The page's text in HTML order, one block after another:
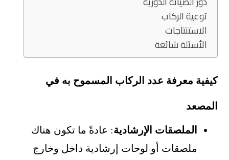
توعية الركاب
الاستنتاجات
الأسئلة شائعة
كيفية معرفة عدد الركاب المسموح به في
المصعد
الملصقات الإرشادية: عادةً ما تكون هناك
ملصقات أو لوحات إرشادية داخل وخارج